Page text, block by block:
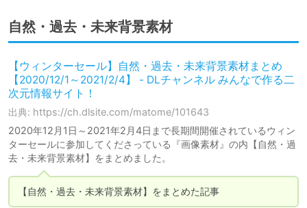
自然・過去・未来背景素材
【ウィンターセール】自然・過去・未来背景素材まとめ
【2020/12/1～2021/2/4】 - DLチャンネル みんなで作る二
次元情報サイト！
出典: https://ch.dlsite.com/matome/101643
2020年12月1日～2021年2月4日まで長期間開催されているウィン
ターセールに参加してくださっている『画像素材』の内【自然・過
去・未来背景素材】をまとめました。
【自然・過去・未来背景素材】をまとめた記事